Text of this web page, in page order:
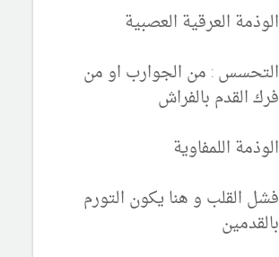
الوذمة العرقية العصبية
التحسس : من الجوارب او من
فرك القدم بالفراش
الوذمة اللمفاوية
فشل القلب و هنا يكون التورم
بالقدمين